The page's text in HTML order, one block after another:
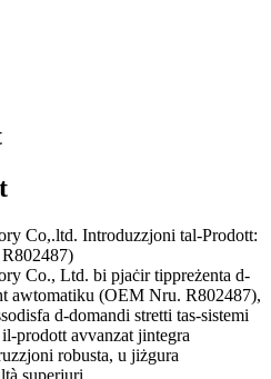
Co,.ltd. Introduzzjoni tal-Prodott:
Co., Ltd. bi pjaċir tippreżenta d-
awtomatiku (OEM Nru. R802487),
d-domandi stretti tas-sistemi
prodott avvanzat jintegra
robusta, u jiżgura